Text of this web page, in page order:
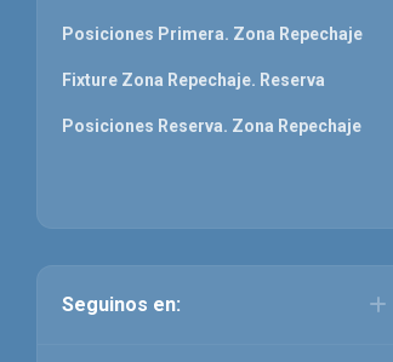
Posiciones Primera. Zona Repechaje
Fixture Zona Repechaje. Reserva
Posiciones Reserva. Zona Repechaje
Seguinos en: